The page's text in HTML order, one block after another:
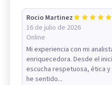
Rocio Martinez
16 de julio de 2026
Online
Mi experiencia con mi
enriquecedora. Desde el
escucha respetuosa, ética
he sentido...